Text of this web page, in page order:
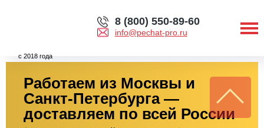
с 2018 года
info@pechat-pro.ru
8 (800) 550-89-60
Работаем из Москвы и
Санкт-Петербурга —
доставляем по всей России